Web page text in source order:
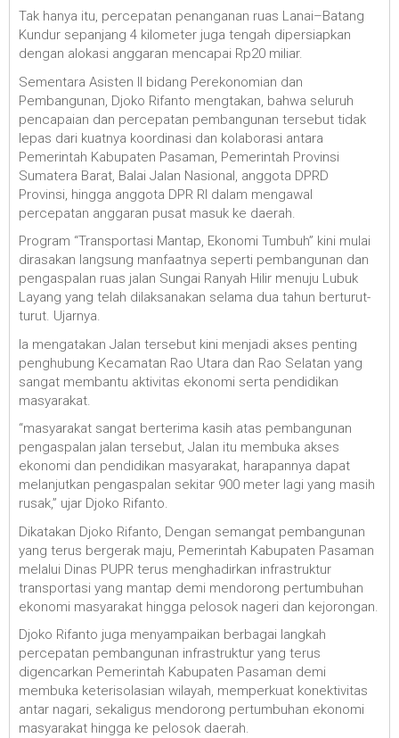
Tak hanya itu, percepatan penanganan ruas Lanai–Batang
Kundur sepanjang 4 kilometer juga tengah dipersiapkan
dengan alokasi anggaran mencapai Rp20 miliar.
Sementara Asisten II bidang Perekonomian dan
Pembangunan, Djoko Rifanto mengtakan, bahwa seluruh
pencapaian dan percepatan pembangunan tersebut tidak
lepas dari kuatnya koordinasi dan kolaborasi antara
Pemerintah Kabupaten Pasaman, Pemerintah Provinsi
Sumatera Barat, Balai Jalan Nasional, anggota DPRD
Provinsi, hingga anggota DPR RI dalam mengawal
percepatan anggaran pusat masuk ke daerah.
Program “Transportasi Mantap, Ekonomi Tumbuh” kini mulai
dirasakan langsung manfaatnya seperti pembangunan dan
pengaspalan ruas jalan Sungai Ranyah Hilir menuju Lubuk
Layang yang telah dilaksanakan selama dua tahun berturut-
turut. Ujarnya.
Ia mengatakan Jalan tersebut kini menjadi akses penting
penghubung Kecamatan Rao Utara dan Rao Selatan yang
sangat membantu aktivitas ekonomi serta pendidikan
masyarakat.
“masyarakat sangat berterima kasih atas pembangunan
pengaspalan jalan tersebut, Jalan itu membuka akses
ekonomi dan pendidikan masyarakat, harapannya dapat
melanjutkan pengaspalan sekitar 900 meter lagi yang masih
rusak,” ujar Djoko Rifanto.
Dikatakan Djoko Rifanto, Dengan semangat pembangunan
yang terus bergerak maju, Pemerintah Kabupaten Pasaman
melalui Dinas PUPR terus menghadirkan infrastruktur
transportasi yang mantap demi mendorong pertumbuhan
ekonomi masyarakat hingga pelosok nageri dan kejorongan.
Djoko Rifanto juga menyampaikan berbagai langkah
percepatan pembangunan infrastruktur yang terus
digencarkan Pemerintah Kabupaten Pasaman demi
membuka keterisolasian wilayah, memperkuat konektivitas
antar nagari, sekaligus mendorong pertumbuhan ekonomi
masyarakat hingga ke pelosok daerah.